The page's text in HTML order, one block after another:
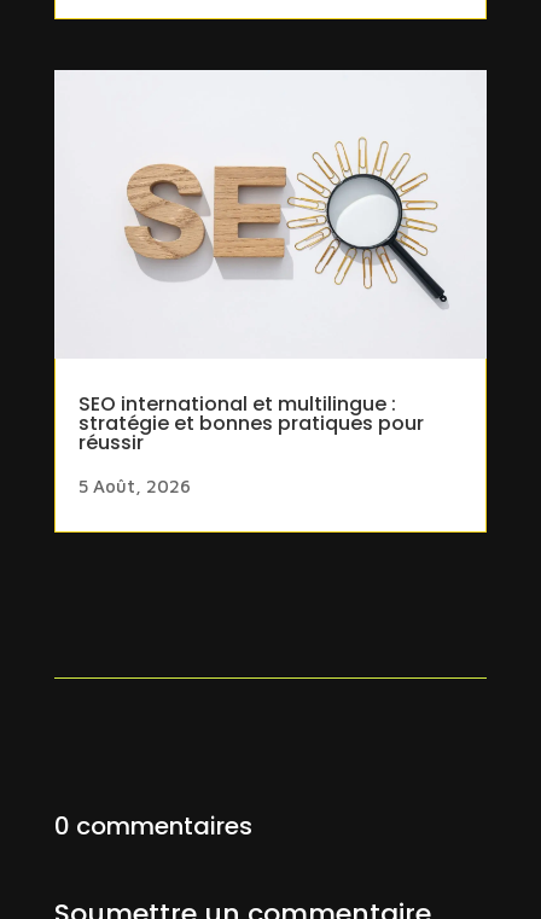
SEO international et multilingue :
stratégie et bonnes pratiques pour
réussir
5 Août, 2026
0 commentaires